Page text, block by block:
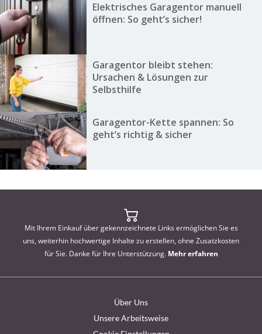
Elektrisches Garagentor manuell
öffnen: So geht’s sicher!
Garagentor bleibt stehen:
Ursachen & Lösungen zur
Selbsthilfe
Garagentor-Kette spannen: So
geht’s richtig & sicher
Mit Ihrem Einkauf über gekennzeichnete Links ermöglichen Sie es
uns, weiterhin hochwertige Inhalte zu erstellen, ohne Zusatzkosten
für Sie. Danke für Ihre Unterstützung. Mehr erfahren
Über Uns
Unsere Arbeitsweise